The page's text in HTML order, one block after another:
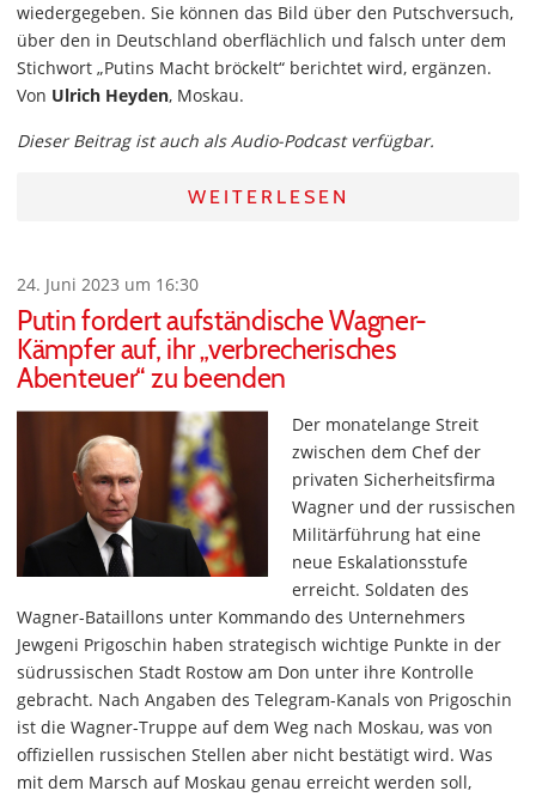
wiedergegeben. Sie können das Bild über den Putschversuch,
über den in Deutschland oberflächlich und falsch unter dem
Stichwort „Putins Macht bröckelt“ berichtet wird, ergänzen.
Von Ulrich Heyden, Moskau.
Dieser Beitrag ist auch als Audio-Podcast verfügbar.
WEITERLESEN
24. Juni 2023 um 16:30
Putin fordert aufständische Wagner-
Kämpfer auf, ihr „verbrecherisches
Abenteuer“ zu beenden
Der monatelange Streit
zwischen dem Chef der
privaten Sicherheitsfirma
Wagner und der russischen
Militärführung hat eine
neue Eskalationsstufe
erreicht. Soldaten des
Wagner-Bataillons unter Kommando des Unternehmers
Jewgeni Prigoschin haben strategisch wichtige Punkte in der
südrussischen Stadt Rostow am Don unter ihre Kontrolle
gebracht. Nach Angaben des Telegram-Kanals von Prigoschin
ist die Wagner-Truppe auf dem Weg nach Moskau, was von
offiziellen russischen Stellen aber nicht bestätigt wird. Was
mit dem Marsch auf Moskau genau erreicht werden soll,